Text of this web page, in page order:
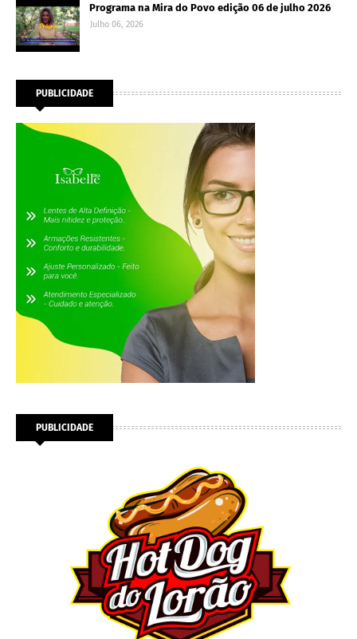
Programa na Mira do Povo edição 06 de julho 2026
Julho 06, 2026
PUBLICIDADE
PUBLICIDADE